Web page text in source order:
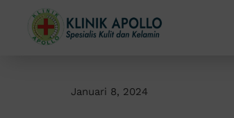
content
Januari 8, 2024